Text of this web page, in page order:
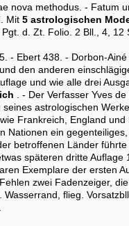
nova methodus. - Fatum
Mit 5 astrologischen
d. Zt. Folio. 2 Bll., 4, 12
- Ebert 438. - Dorbon-
den anderen
und wie alle drei
. - Der Verfasser Yves
astrologischen
Frankreich, England
Nationen ein
betroffenen Länder
späteren dritte
Exemplare der ersten
zwei Fadenzeiger,
flieg.